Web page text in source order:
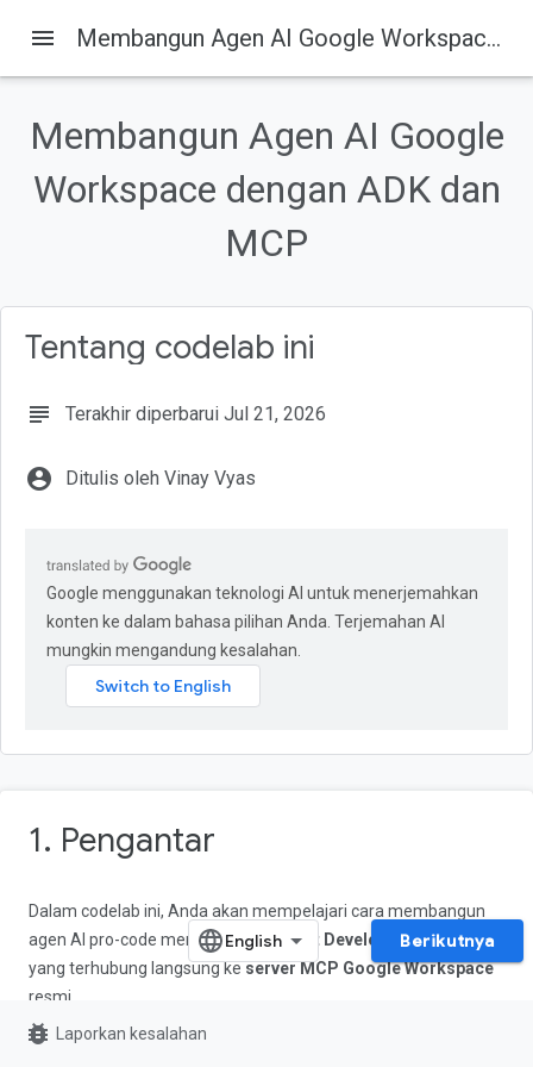
Pada halaman ini
1. Pengantar
Yang akan Anda lakukan
menu Membangun Agen AI Google Workspace dengan ADK dan MCP
Membangun Agen AI Google
Workspace dengan ADK dan
MCP
Tentang codelab ini
subject Terakhir diperbarui Jul 21, 2026
account_circle Ditulis oleh Vinay Vyas
Google menggunakan teknologi AI untuk menerjemahkan
konten ke dalam bahasa pilihan Anda. Terjemahan AI
mungkin mengandung kesalahan.
1. Pengantar
Dalam codelab ini, Anda akan mempelajari cara membangun
agen AI pro-code menggunakanAgent Development Kit (ADK)
yang terhubung langsung keserver MCP Google Workspace
resmi.
Model Context Protocol (MCP) adalah standar terbuka yang
Berikutnya
bug_report Laporkan kesalahan